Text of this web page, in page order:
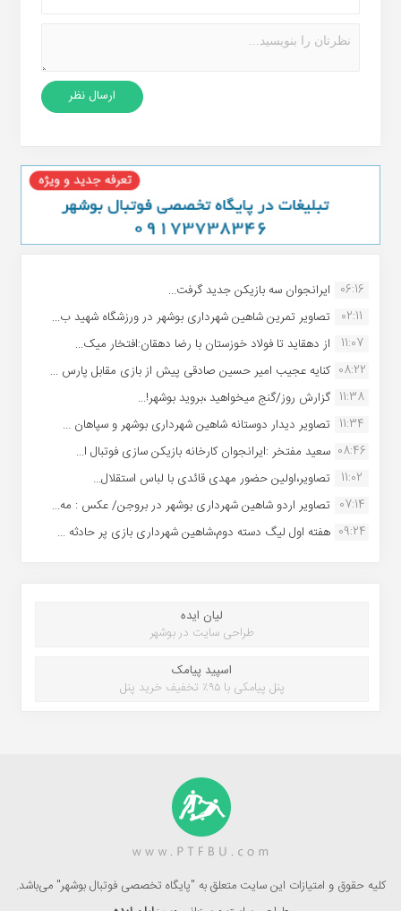
06:16 ایرانجوان سه بازیکن جدید گرفت...
02:11
تصاویر تمرین شاهین شهردارى بوشهر در ورزشگاه شهید ب...
11:07
از دهقاید تا فولاد خوزستان با رضا دهقان:افتخار میک...
08:22 کنایه عجیب امیر حسین صادقی پیش از بازی مقابل پارس ...
11:38 گزارش روز/گنج میخواهید ،بروید بوشهر!...
11:34 تصاویر دیدار دوستانه شاهین شهردارى بوشهر و سپاهان ...
08:46 سعید مفتخر :ایرانجوان کارخانه بازیکن سازی فوتبال ا...
11:02
تصاویر،اولین حضور مهدی قائدی با لباس استقلال...
07:14 تصاویر اردو شاهین شهرداری بوشهر در بروجن/ عکس : مه...
09:24 هفته اول لیگ دسته دوم،شاهین شهرداری بازی پر حادثه ...
لیان ایده
طراحی سایت در بوشهر
اسپید پیامک
پنل پیامکی با ۹۵٪ تخفیف خرید پنل
کلیه حقوق و امتیازات این سایت متعلق به "پایگاه تخصصی فوتبال بوشهر" می‌باشد.